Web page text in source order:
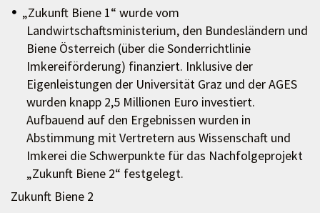
„Zukunft Biene 1“ wurde vom
Landwirtschaftsministerium, den Bundesländern und
Biene Österreich (über die Sonderrichtlinie
Imkereiförderung) finanziert. Inklusive der
Eigenleistungen der Universität Graz und der AGES
wurden knapp 2,5 Millionen Euro investiert.
Aufbauend auf den Ergebnissen wurden in
Abstimmung mit Vertretern aus Wissenschaft und
Imkerei die Schwerpunkte für das Nachfolgeprojekt
„Zukunft Biene 2“ festgelegt.
Zukunft Biene 2